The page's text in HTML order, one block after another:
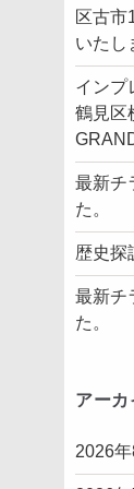
区古市
いたし
インプ
鶴見区
最新チ
た。
歴史探
最新チ
た。
アー
2026年